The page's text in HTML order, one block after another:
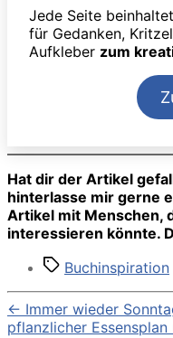
Jede Seite
für Gedanken,
Aufkleber zum
Hat dir der Artikel
hinterlasse mir gerne
Artikel mit Menschen,
interessieren könnte.
Schlagwörter
Buchinspiration
← Immer wieder
pflanzlicher